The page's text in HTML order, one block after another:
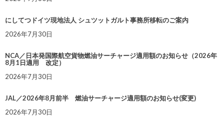
にしてつドイツ現地法人 シュツットガルト事務所移転のご案内
2026年7月30日
NCA／日本発国際航空貨物燃油サーチャージ適用額のお知らせ（2026年
8月1日適用 改定）
2026年7月30日
JAL／2026年8月前半 燃油サーチャージ適用額のお知らせ(変更)
2026年7月30日